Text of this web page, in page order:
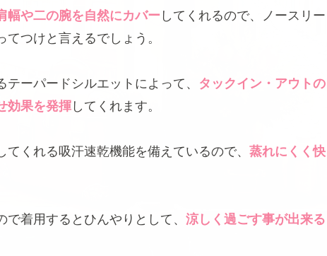
幅や二の腕を自然にカバー してくれるので、ノースリー
つけと言えるでしょう。
ーパードシルエットによって、 タックイン・アウトの
効果を発揮 してくれます。
くれる吸汗速乾機能を備えているので、 蒸れにくく快
着用するとひんやりとして、 涼しく過ごす事が出来る